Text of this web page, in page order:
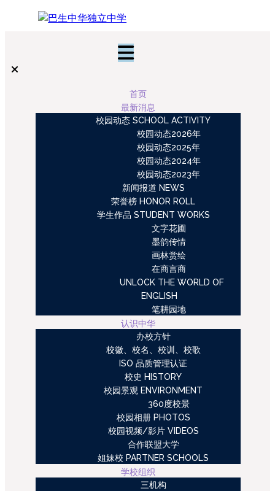
首页
最新消息
校园动态 SCHOOL ACTIVITY
校园动态2026年
校园动态2025年
校园动态2024年
校园动态2023年
新闻报道 NEWS
荣誉榜 HONOR ROLL
学生作品 STUDENT WORKS
文字花圃
墨韵传情
画林赏绘
在商言商
UNLOCK THE WORLD OF
ENGLISH
笔耕园地
认识中华
办校方针
校徽、校名、校训、校歌
ISO 品质管理认证
校史 HISTORY
校园景观 ENVIRONMENT
360度校景
校园相册 PHOTOS
校园视频/影片 VIDEOS
合作联盟大学
姐妹校 PARTNER SCHOOLS
学校组织
三机构